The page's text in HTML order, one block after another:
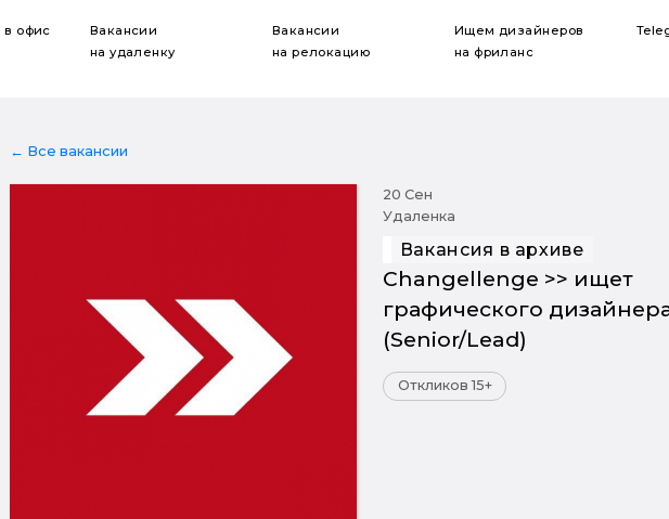
в офис
Вакансии
на удаленку
Вакансии
на релокацию
Ищем дизайнеров
на фриланс
← Все вакансии
20 Сен
Удаленка
Вакансия в архиве
Changellenge >> ищет
графического
(Senior/Lead)
Откликов 15+